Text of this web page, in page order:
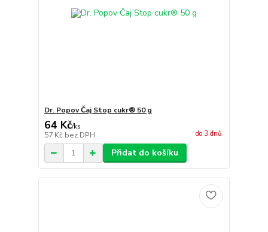
Dr. Popov Čaj Stop cukr® 50 g
64 Kč/ks
57 Kč bez DPH do 3 dnů
Přidat do košíku